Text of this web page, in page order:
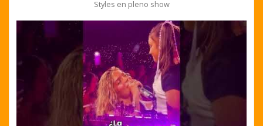
Styles en pleno show